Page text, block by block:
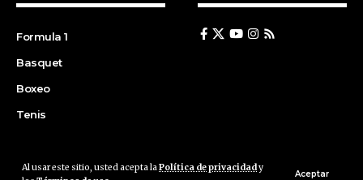
Al usar este sitio, usted acepta laPolítica de privacidady
Aceptar
Formula 1
Basquet
Boxeo
Tenis
© 2008 | Agencia Cfin.com.ar - Santa Fe - Argentina | All rights